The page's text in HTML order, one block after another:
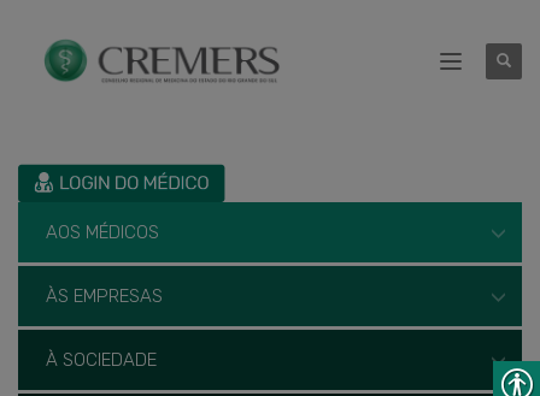
AOS MÉDICOS
ÀS EMPRESAS
À SOCIEDADE